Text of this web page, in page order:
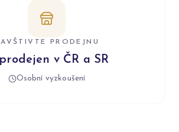
PRODEJNU
v ČR a SR
Osobní vyzkoušení